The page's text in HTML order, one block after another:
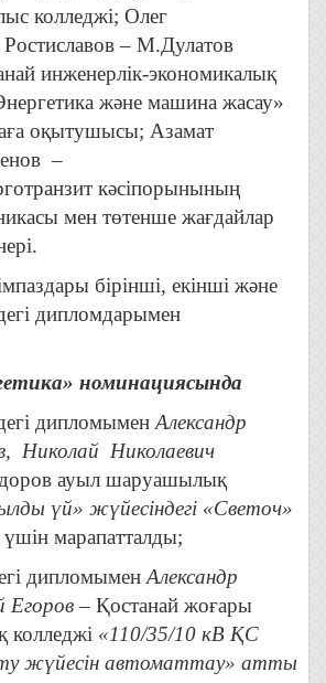
колледжі; Олег
– М.Дулатов
инженерлік-экономикалық
және машина жасау»
оқытушысы; Азамат
–
кәсіпорынының
мен төтенше жағдайлар
бірінші, екінші және
дипломдарымен
номинациясында
дипломымен Александр
Николай Николаевич
ауыл шаруашылық
үй» жүйесіндегі «Светоч»
үшін марапатталды;
дипломымен Александр
Егоров– Қостанай жоғары
колледжі «110/35/10 кВ ҚС
жүйесін автоматтау» атты